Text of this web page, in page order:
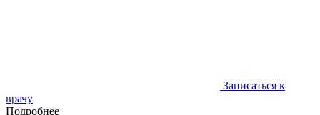
Записаться к
врачу
Подробнее